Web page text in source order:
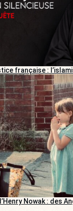
française :
Nowak : des